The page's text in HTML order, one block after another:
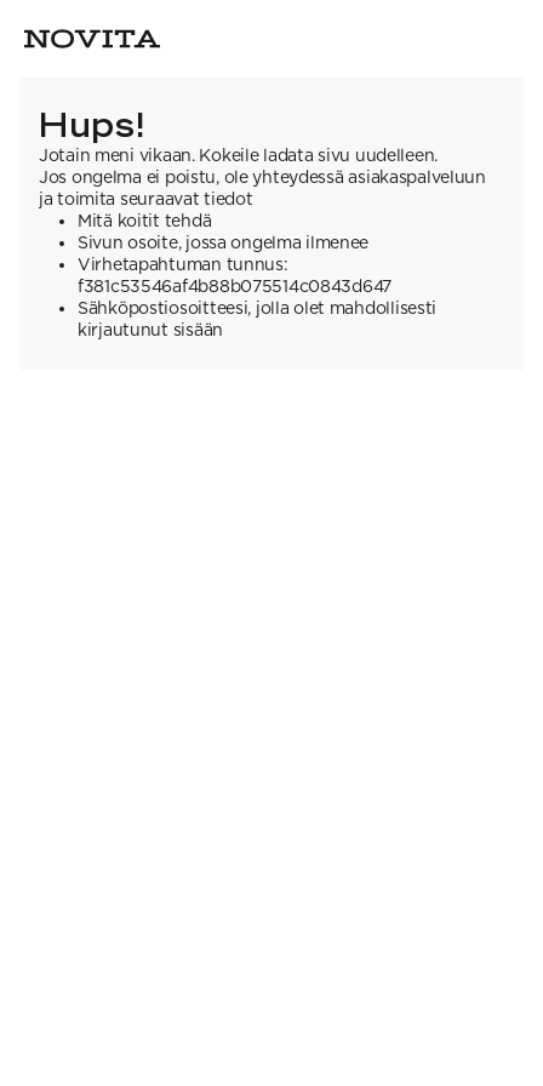
Hups!
Jotain meni vikaan. Kokeile ladata sivu uudelleen.
Jos ongelma ei poistu, ole yhteydessä asiakaspalveluun
ja toimita seuraavat tiedot
Mitä koitit tehdä
Sivun osoite, jossa ongelma ilmenee
Virhetapahtuman tunnus:
f381c53546af4b88b075514c0843d647
Sähköpostiosoitteesi, jolla olet mahdollisesti
kirjautunut sisään